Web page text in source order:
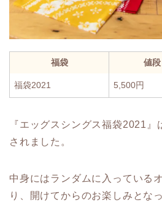
福袋 値段
福袋2021 5,500円
『エッグスシングス福袋2021
されました。
中身にはランダムに入っている
り、開けてからのお楽しみとな